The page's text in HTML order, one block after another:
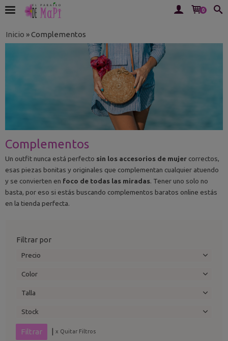
0
Inicio »Complementos
Complementos
Un outfit nunca está perfecto sin los accesorios de mujer correctos,
esas piezas bonitas y originales que complementan cualquier atuendo
y se convierten en foco de todas las miradas. Tener uno solo no
basta, por eso si estás buscando complementos baratos online estás
en la tienda perfecta.
Filtrar por
Precio
Color
Talla
Stock
| x Quitar Filtros